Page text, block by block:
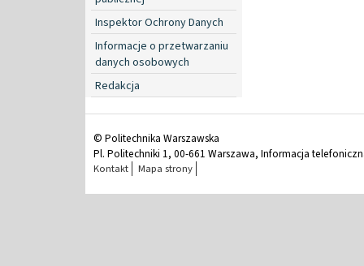
Inspektor Ochrony Danych
Informacje o przetwarzaniu
danych osobowych
Redakcja
© Politechnika Warszawska
Pl. Politechniki 1, 00-661 Warszawa, Informacja
Kontakt Mapa strony